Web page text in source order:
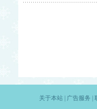
关于本站| 广告服务